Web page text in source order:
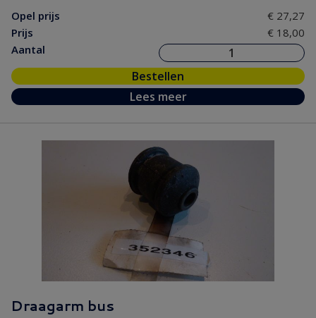
Opel prijs
€ 27,27
Prijs
€ 18,00
Aantal
Bestellen
Lees meer
Draagarm bus